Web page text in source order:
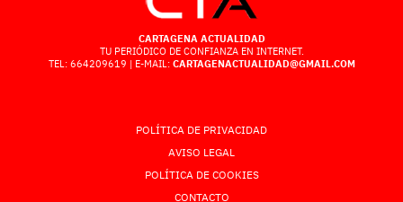
CARTAGENA ACTUALIDAD
TU PERIÓDICO DE CONFIANZA EN INTERNET.
TEL: 664209619 | E-MAIL: CARTAGENACTUALIDAD@GMAIL.COM
POLÍTICA DE PRIVACIDAD
AVISO LEGAL
POLÍTICA DE COOKIES
CONTACTO